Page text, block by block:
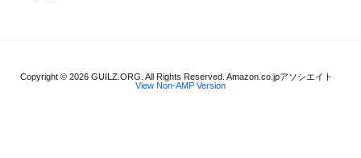
Copyright © 2026 GUILZ.ORG. All Rights Reserved. Amazon.co.jpアソシエイト
View Non-AMP Version